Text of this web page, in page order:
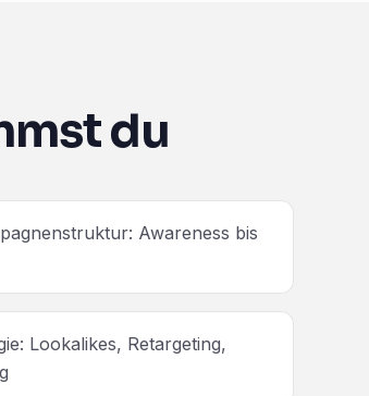
du
Awareness bis
Lookalikes, Retargeting,